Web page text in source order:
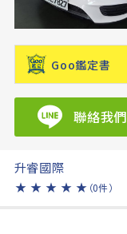
Goo鑑定書
聯絡我們
升睿國際
★ ★ ★ ★ ★ （0件）